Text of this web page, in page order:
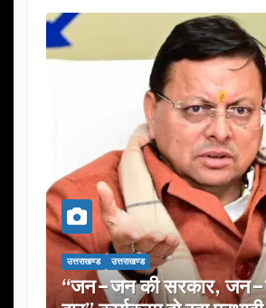
की सरकार, जन–जन के